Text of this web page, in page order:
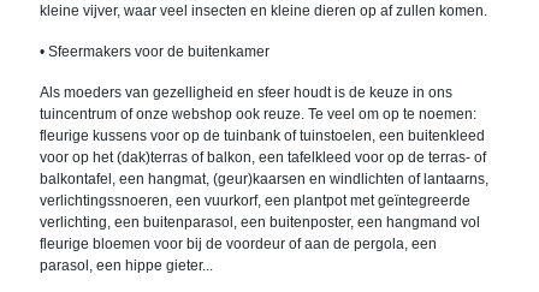
kleine vijver, waar veel insecten en kleine dieren op af zullen komen.
• Sfeermakers voor de buitenkamer
Als moeders van gezelligheid en sfeer houdt is de keuze in ons
tuincentrum of onze webshop ook reuze. Te veel om op te noemen:
fleurige kussens voor op de tuinbank of tuinstoelen, een buitenkleed
voor op het (dak)terras of balkon, een tafelkleed voor op de terras- of
balkontafel, een hangmat, (geur)kaarsen en windlichten of lantaarns,
verlichtingssnoeren, een vuurkorf, een plantpot met geïntegreerde
verlichting, een buitenparasol, een buitenposter, een hangmand vol
fleurige bloemen voor bij de voordeur of aan de pergola, een
parasol, een hippe gieter...